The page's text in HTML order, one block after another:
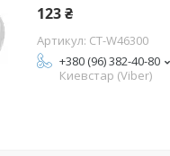
123 ₴
CT-W46300
+380 (96) 382-40-80
Киевстар (Viber)